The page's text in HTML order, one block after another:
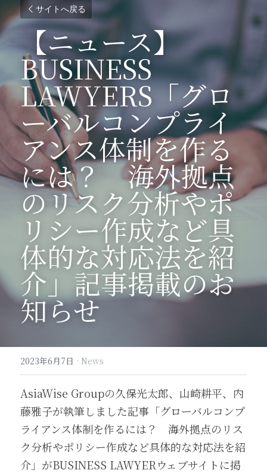
サイトへ戻る
【ニュース】
BUSINESS
LAWYERS「グロ
ーバルコンプライ
アンス体制を作る
には？　海外拠点
のリスク分析やポ
リシー作成など具
体的な対応法を紹
介」記事掲載のお
知らせ
2023年6月7日 · News
AsiaWise Groupの久保光太郎、山崎耕平、内
藤雅子が執筆しました記事「グローバルコンプ
ライアンス体制を作るには？　海外拠点のリス
ク分析やポリシー作成など具体的な対応法を紹
介」がBUSINESS LAWYERウェブサイトに掲